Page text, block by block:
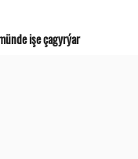
işe çagyrýar